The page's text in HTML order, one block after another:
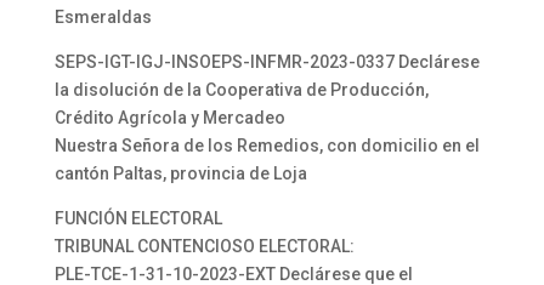
Esmeraldas
SEPS-IGT-IGJ-INSOEPS-INFMR-2023-0337 Declárese
la disolución de la Cooperativa de Producción,
Crédito Agrícola y Mercadeo
Nuestra Señora de los Remedios, con domicilio en el
cantón Paltas, provincia de Loja
FUNCIÓN ELECTORAL
TRIBUNAL CONTENCIOSO ELECTORAL:
PLE-TCE-1-31-10-2023-EXT Declárese que el